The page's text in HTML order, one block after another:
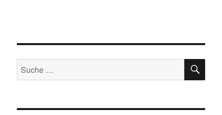
Suche
nach: